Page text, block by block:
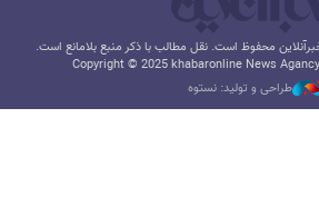
محفوظ است. نقل مطالب با ذکر منبع بلامانع است.
Copyright © 2025 khabaronline News
طراحی و تولید: نستوه